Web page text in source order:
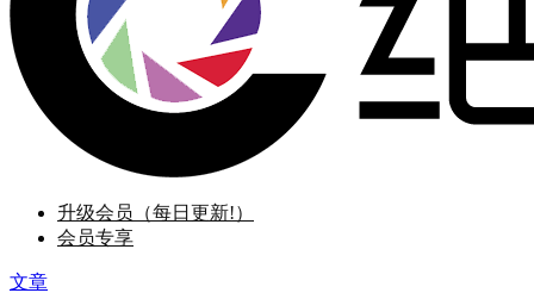
升级会员（每日更新!）
会员专享
文章